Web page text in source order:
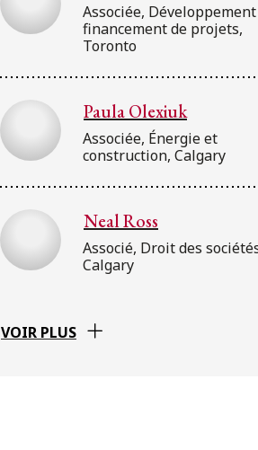
Associée,
financement de projets,
Toronto
Paula Olexiuk
Associée, Énergie et
construction, Calgary
Neal Ross
Associé, Droit des
Calgary
VOIR PLUS